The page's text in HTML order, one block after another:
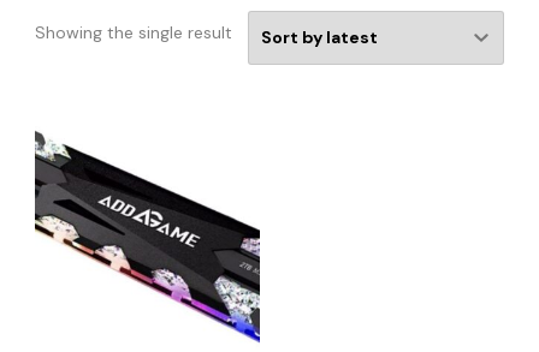
Showing the single result